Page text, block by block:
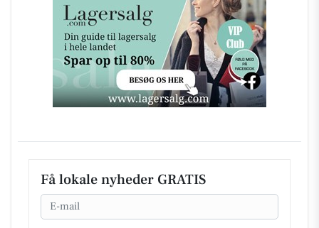
Få lokale nyheder GRATIS
Email